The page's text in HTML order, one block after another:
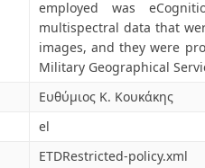
employed was
multispectral data that
images, and they were
Military Geographical
Ευθύμιος Κ. Κουκάκης
el
ETDRestricted-policy.xml